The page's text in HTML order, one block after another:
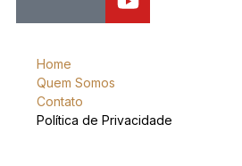
Home
Quem Somos
Contato
Política de Privacidade